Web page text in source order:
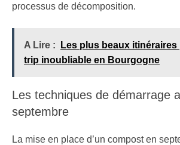
processus de décomposition.
A Lire :
Les plus beaux itinéraires
trip inoubliable en Bourgogne
Les techniques de démarrage
septembre
La mise en place d’un compost en